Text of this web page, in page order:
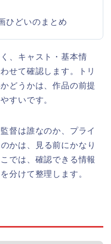
ひどいのまとめ
、キャスト・基本情
せて確認します。トリ
どうかは、作品の前提
すいです。
督は誰なのか、プライ
かは、見る前にかなり
では、確認できる情報
分けて整理します。